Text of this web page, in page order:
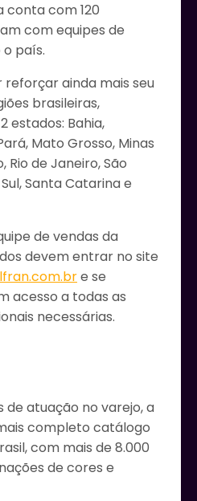
com 120
com equipes de
país.
ainda mais seu
brasileiras,
estados: Bahia,
Mato Grosso, Minas
Rio de Janeiro, São
Santa Catarina e
de vendas da
devem entrar no site
e se
acesso a todas as
necessárias.
de atuação no varejo, a
completo catálogo
com mais de 8.000
de cores e